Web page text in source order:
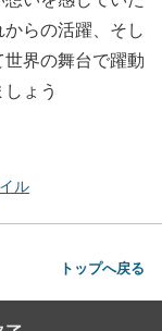
らの活躍、そし
界の舞台で躍動
ょう
ル
トップへ戻る